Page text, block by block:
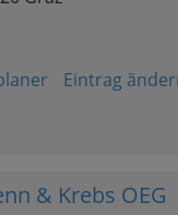
Eintrag
& Krebs OEG